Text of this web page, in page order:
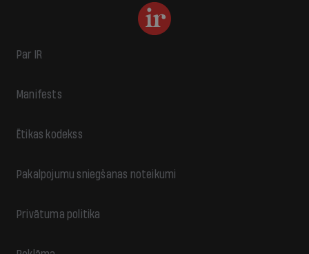
Par IR
Manifests
Ētikas kodekss
Pakalpojumu sniegšanas noteikumi
Privātuma politika